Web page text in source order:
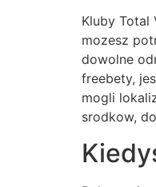
Kluby Total
mozesz
dowolne
freebety,
mogli
srodkow,